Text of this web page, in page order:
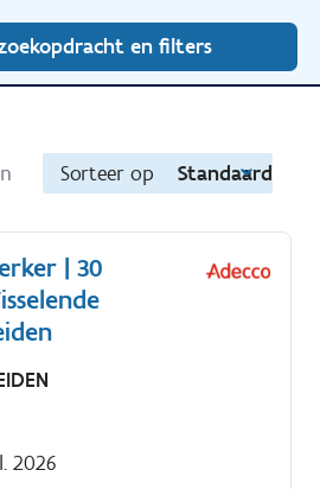
en filters
Sorteer op Standaard
| 30
2026